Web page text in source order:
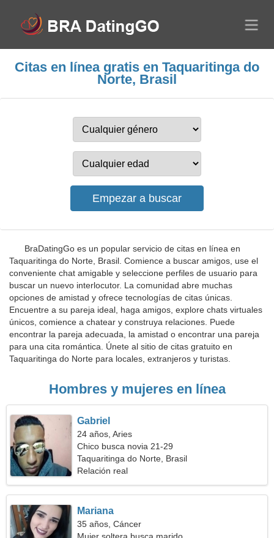
Citas en línea gratis en Taquaritinga do
Norte, Brasil
BraDatingGo es un popular servicio de citas en línea en
Taquaritinga do Norte, Brasil. Comience a buscar amigos, use el
conveniente chat amigable y seleccione perfiles de usuario para
buscar un nuevo interlocutor. La comunidad abre muchas
opciones de amistad y ofrece tecnologías de citas únicas.
Encuentre a su pareja ideal, haga amigos, explore chats virtuales
únicos, comience a chatear y construya relaciones. Puede
encontrar la pareja adecuada, la amistad o encontrar una pareja
para una cita romántica. Únete al sitio de citas gratuito en
Taquaritinga do Norte para locales, extranjeros y turistas.
Hombres y mujeres en línea
Gabriel
24 años, Aries
Chico busca novia 21-29
Taquaritinga do Norte, Brasil
Relación real
Mariana
35 años, Cáncer